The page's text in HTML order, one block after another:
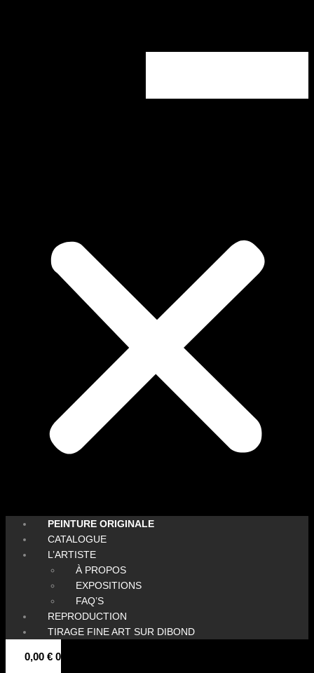
PEINTURE ORIGINALE
CATALOGUE
L’ARTISTE
À PROPOS
EXPOSITIONS
FAQ’S
REPRODUCTION
TIRAGE FINE ART SUR DIBOND
0,00 € 0